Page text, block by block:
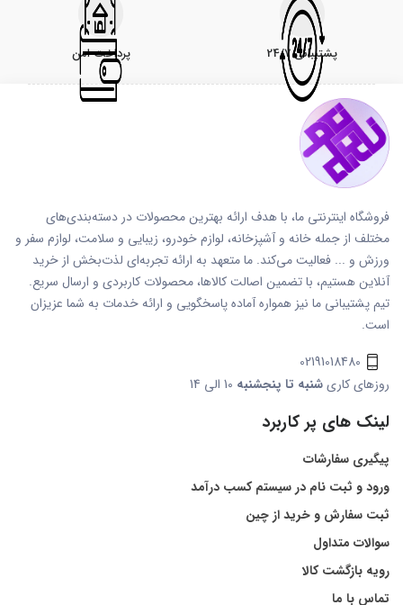
پشتیبانی 24/7 پرداخت امن
فروشگاه اینترنتی ما، با هدف ارائه بهترین محصولات در دسته‌بندی‌های
مختلف از جمله خانه و آشپزخانه، لوازم خودرو، زیبایی و سلامت، لوازم سفر و
ورزش و ... فعالیت می‌کند. ما متعهد به ارائه تجربه‌ای لذت‌بخش از خرید
آنلاین هستیم، با تضمین اصالت کالاها، محصولات کاربردی و ارسال سریع.
تیم پشتیبانی ما نیز همواره آماده پاسخگویی و ارائه خدمات به شما عزیزان
است.
02191018480
روزهای کاریشنبه تا پنجشنبه
لینک های پر کاربرد
پیگیری سفارشات
ورود و ثبت نام در سیستم کسب درآمد
ثبت سفارش و خرید از چین
سوالات متداول
رویه بازگشت کالا
تماس با ما